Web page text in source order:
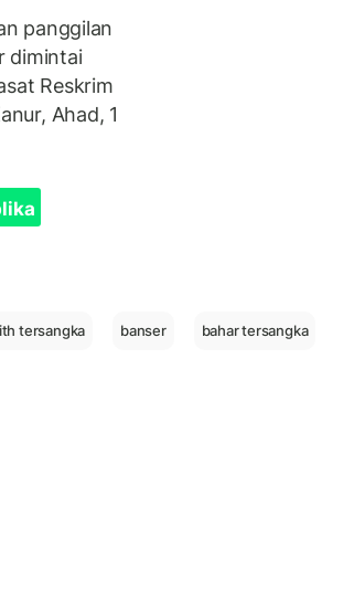
panggilan
dimintai
Reskrim
Ahad, 1
tersangka banser bahar tersangka